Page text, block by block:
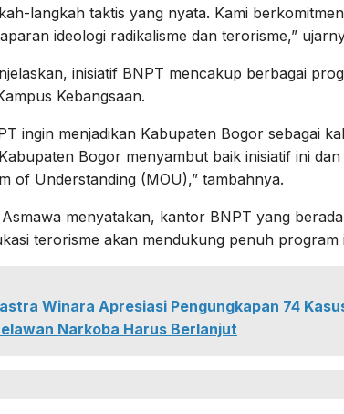
langkah taktis yang nyata. Kami
ideologi radikalisme dan terorisme,”
inisiatif BNPT mencakup berbagai
Kebangsaan.
ingin menjadikan Kabupaten Bogor sebagai
Bogor menyambut baik inisiatif ini
of Understanding (MOU),” tambahnya.
menyatakan, kantor BNPT yang
terorisme akan mendukung penuh program
Winara Apresiasi Pengungkapan 74
Narkoba Harus Berlanjut